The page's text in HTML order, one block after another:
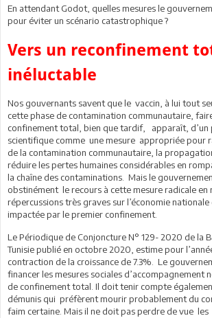
En attendant Godot, quelles mesures le
pour éviter un scénario catastrophique ?
Vers un reconfinement
inéluctable
Nos gouvernants savent que le vaccin, à lui tout
cette phase de contamination communautaire,
confinement total, bien que tardif, apparaît, d’un
scientifique comme une mesure appropriée pour
de la contamination communautaire, la
réduire les pertes humaines considérables en
la chaîne des contaminations. Mais le
obstinément le recours à cette mesure radicale en
répercussions très graves sur l’économie
impactée par le premier confinement.
Le Périodique de Conjoncture N° 129- 2020 de la
Tunisie publié en octobre 2020, estime pour
contraction de la croissance de 7.3%. Le
financer les mesures sociales d’accompagnement
de confinement total. Il doit tenir compte
démunis qui préfèrent mourir probablement du
faim certaine. Mais il ne doit pas perdre de vue